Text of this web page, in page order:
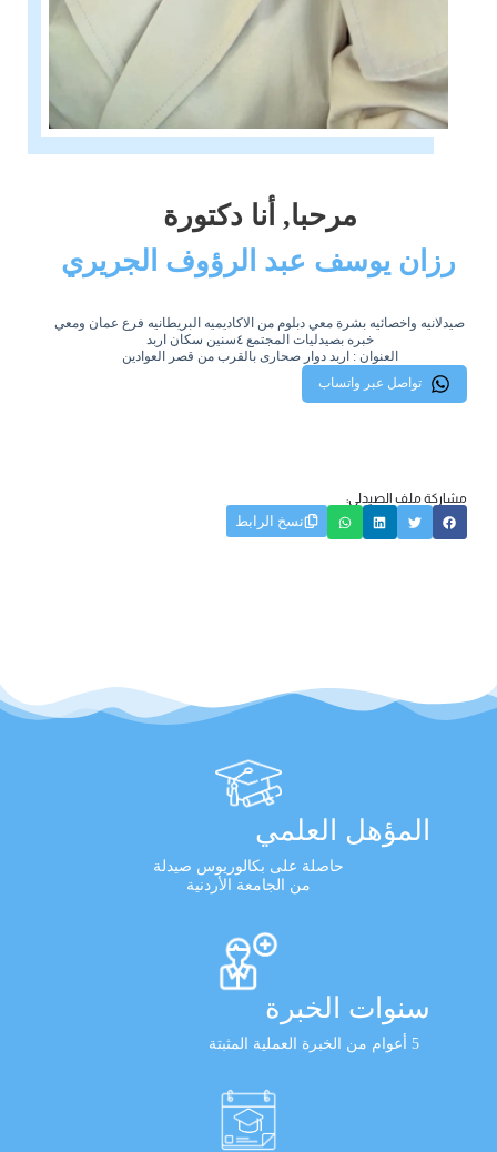
مرحبا, أنا دكتورة
رزان يوسف عبد الرؤوف الجريري
صيدلانيه واخصائيه بشرة معي دبلوم من الاكاديميه البريطانيه فرع عمان ومعي
خبره بصيدليات المجتمع ٤سنين سكان اربد
العنوان : اربد دوار صحارى بالقرب من قصر العوادين
تواصل عبر واتساب
مشاركة ملف الصيدلي:
نسخ الرابط
المؤهل العلمي
حاصلة على بكالوريوس صيدلة
من الجامعة الأردنية
سنوات الخبرة
5 أعوام من الخبرة العملية المثبتة